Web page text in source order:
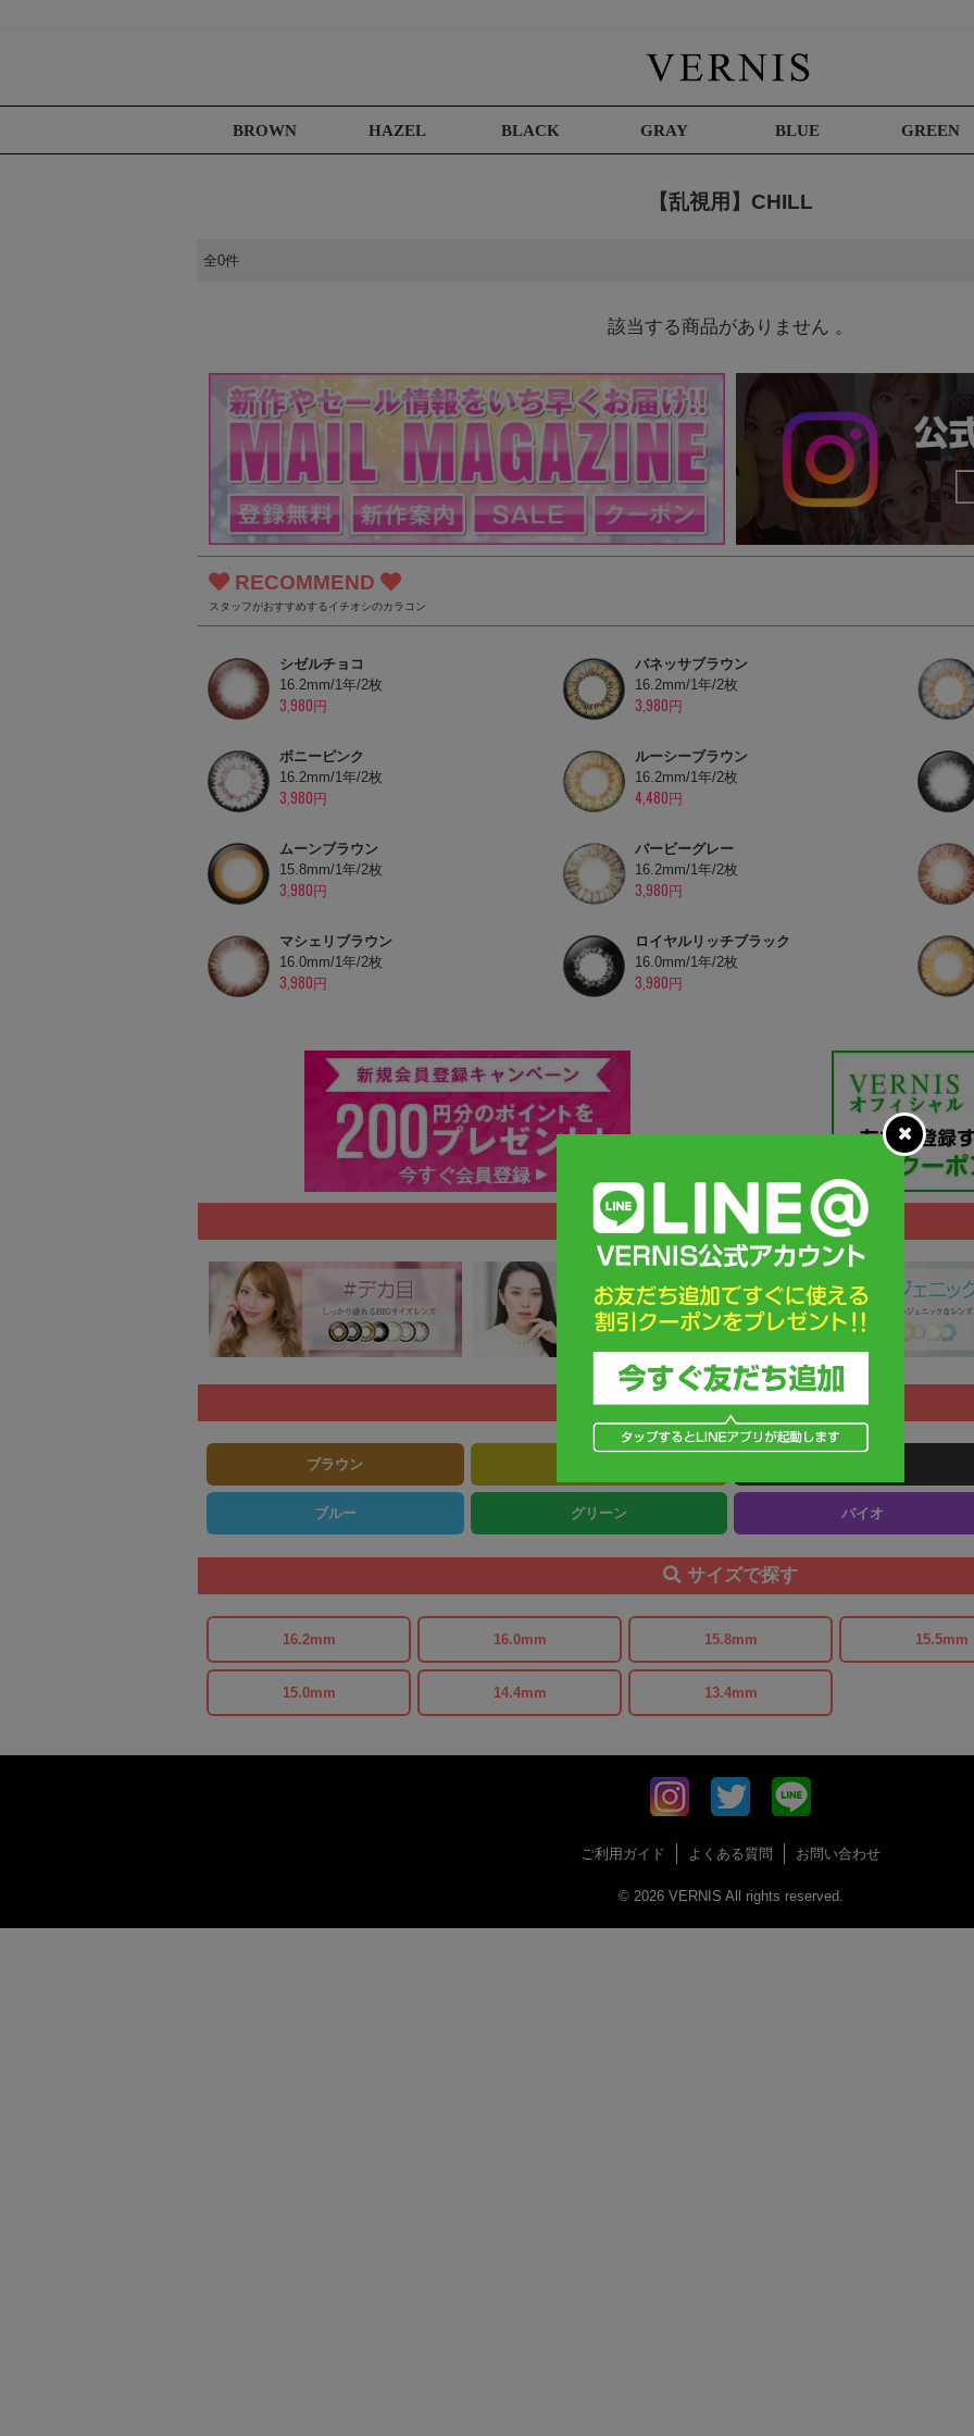
BROWN HAZEL BLACK GRAY BLUE GREEN
【乱視用】CHILL
全0件
該当する商品がありません 。
RECOMMEND
スタッフがおすすめするイチオシのカラコン
シゼルチョコ
16.2mm/1年/2枚
3,980円
バネッサブラウン
16.2mm/1年/2枚
3,980円
ボニーピンク
16.2mm/1年/2枚
3,980円
ルーシーブラウン
16.2mm/1年/2枚
4,480円
ムーンブラウン
15.8mm/1年/2枚
3,980円
バービーグレー
16.2mm/1年/2枚
3,980円
マシェリブラウン
16.0mm/1年/2枚
3,980円
ロイヤルリッチブラック
16.0mm/1年/2枚
3,980円
タイプで探す
色で探す
ブラウン
ブルー グリーン バイオ
サイズで探す
16.2mm 16.0mm 15.8mm 15.5mm
15.0mm 14.4mm 13.4mm
ご利用ガイド よくある質問 お問い合わせ
© 2026 VERNIS All rights reserved.